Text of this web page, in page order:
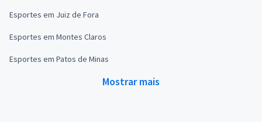
Esportes em Juiz de Fora
Esportes em Montes Claros
Esportes em Patos de Minas
Mostrar mais